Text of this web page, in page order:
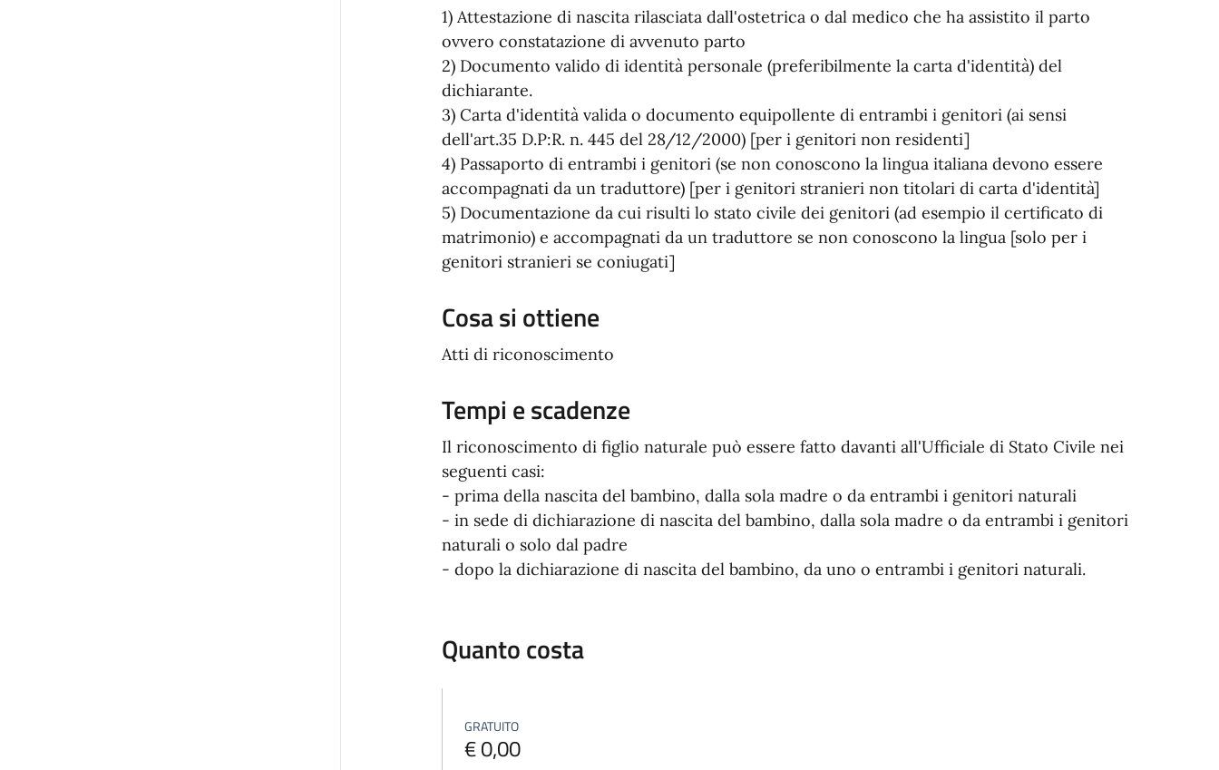
1) Attestazione di nascita rilasciata dall'ostetrica o dal medico che ha assistito il parto
ovvero constatazione di avvenuto parto
2) Documento valido di identità personale (preferibilmente la carta d'identità) del
dichiarante.
3) Carta d'identità valida o documento equipollente di entrambi i genitori (ai sensi
dell'art.35 D.P:R. n. 445 del 28/12/2000) [per i genitori non residenti]
4) Passaporto di entrambi i genitori (se non conoscono la lingua italiana devono essere
accompagnati da un traduttore) [per i genitori stranieri non titolari di carta d'identità]
5) Documentazione da cui risulti lo stato civile dei genitori (ad esempio il certificato di
matrimonio) e accompagnati da un traduttore se non conoscono la lingua [solo per i
genitori stranieri se coniugati]
Cosa si ottiene
Atti di riconoscimento
Tempi e scadenze
Il riconoscimento di figlio naturale può essere fatto davanti all'Ufficiale di Stato Civile nei
seguenti casi:
- prima della nascita del bambino, dalla sola madre o da entrambi i genitori naturali
- in sede di dichiarazione di nascita del bambino, dalla sola madre o da entrambi i genitori
naturali o solo dal padre
- dopo la dichiarazione di nascita del bambino, da uno o entrambi i genitori naturali.
Quanto costa
GRATUITO
€ 0,00